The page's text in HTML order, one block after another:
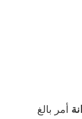
أمر بالغ